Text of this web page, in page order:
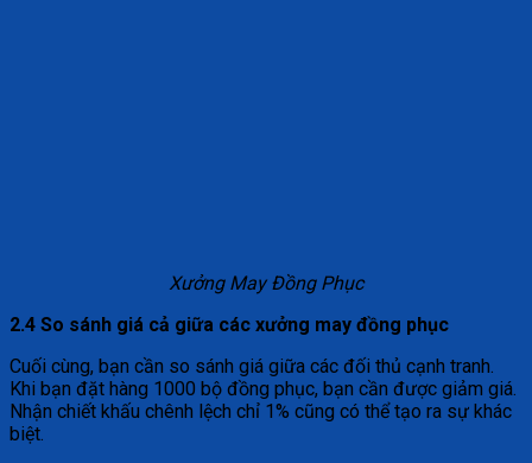
Xưởng May Đồng Phục
2.4 So sánh giá cả giữa các xưởng may đồng phục
Cuối cùng, bạn cần so sánh giá giữa các đối thủ cạnh tranh.
Khi bạn đặt hàng 1000 bộ đồng phục, bạn cần được giảm giá.
Nhận chiết khấu chênh lệch chỉ 1% cũng có thể tạo ra sự khác
biệt.